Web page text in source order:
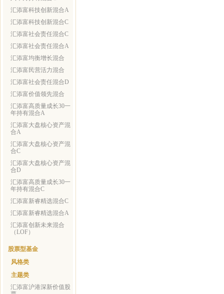
汇添富科技创新混合A
汇添富科技创新混合C
汇添富社会责任混合C
汇添富社会责任混合A
汇添富均衡增长混合
汇添富民营活力混合
汇添富社会责任混合D
汇添富价值领先混合
汇添富高质量成长30一
年持有混合A
汇添富大盘核心资产混
合A
汇添富大盘核心资产混
合C
汇添富大盘核心资产混
合D
汇添富高质量成长30一
年持有混合C
汇添富新睿精选混合C
汇添富新睿精选混合A
汇添富创新未来混合
（LOF）
股票型基金
风格类
主题类
汇添富沪港深新价值股